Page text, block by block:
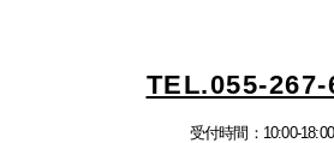
TEL.055-267-
受付時間：10:00-